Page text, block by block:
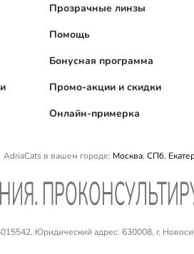
Прозрачные линзы
Помощь
Бонусная программа
Промо-акции и скидки
Онлайн-примерка
AdriaCats в вашем городе: Москва, СПб,
Юридический адрес: 630008, г.